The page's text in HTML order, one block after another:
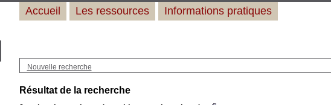
Nouvelle recherche
Résultat de la recherche
Accueil Les ressources Informations pratiques